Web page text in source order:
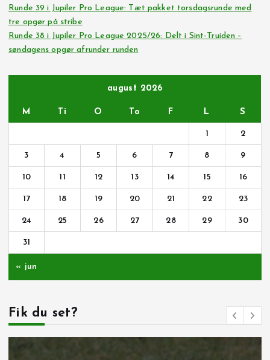
Runde 39 i Jupiler Pro League: Tæt pakket torsdagsrunde med
tre opgør på stribe
Runde 38 i Jupiler Pro League 2025/26: Delt i Sint-Truiden –
søndagens opgør afrunder runden
august 2026
M Ti O To F L S
1 2
3 4 5 6 7 8 9
10 11 12 13 14 15 16
17 18 19 20 21 22 23
24 25 26 27 28 29 30
31
« jun
Fik du set?